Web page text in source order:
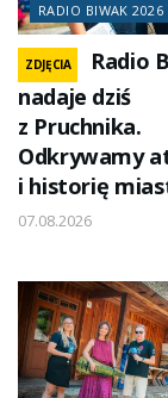
RADIO BIWAK 2026
ZDJĘCIA
Radio
nadaje dziś
z Pruchnika.
Odkrywamy
i historię
07.08.2026